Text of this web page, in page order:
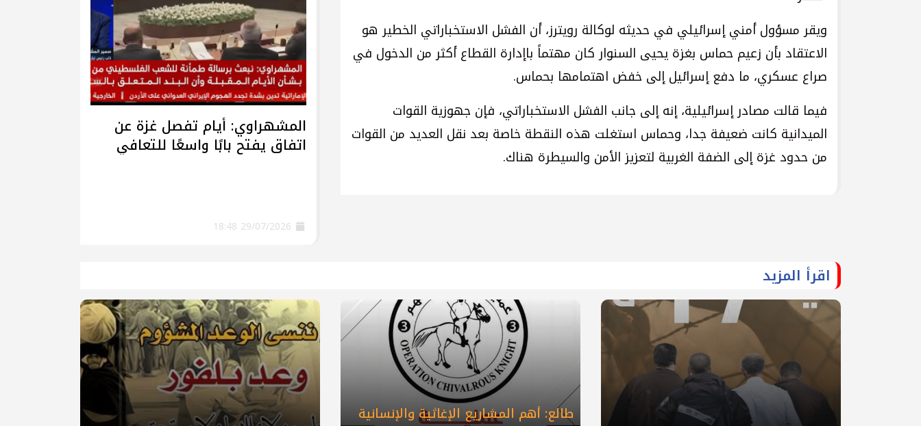
ويقر مسؤول أمني إسرائيلي في حديثه لوكالة رويترز، أن الفشل الاستخباراتي الخطير هو
الاعتقاد بأن زعيم حماس بغزة يحيى السنوار كان مهتماً باإدارة القطاع أكثر من الدخول في
صراع عسكري، ما دفع إسرائيل إلى خفض اهتمامها بحماس.
فيما قالت مصادر إسرائيلية، إنه إلى جانب الفشل الاستخباراتي، فإن جهوزية القوات
الميدانية كانت ضعيفة جدا، وحماس استغلت هذه النقطة خاصة بعد نقل العديد من القوات
من حدود غزة إلى الضفة الغربية لتعزيز الأمن والسيطرة هناك.
المشهراوي: أيام تفصل غزة عن
اتفاق يفتح بابًا واسعًا للتعافي
اقرأ المزيد
طالع: أهم المشاريع الإغاثية والإنسانية